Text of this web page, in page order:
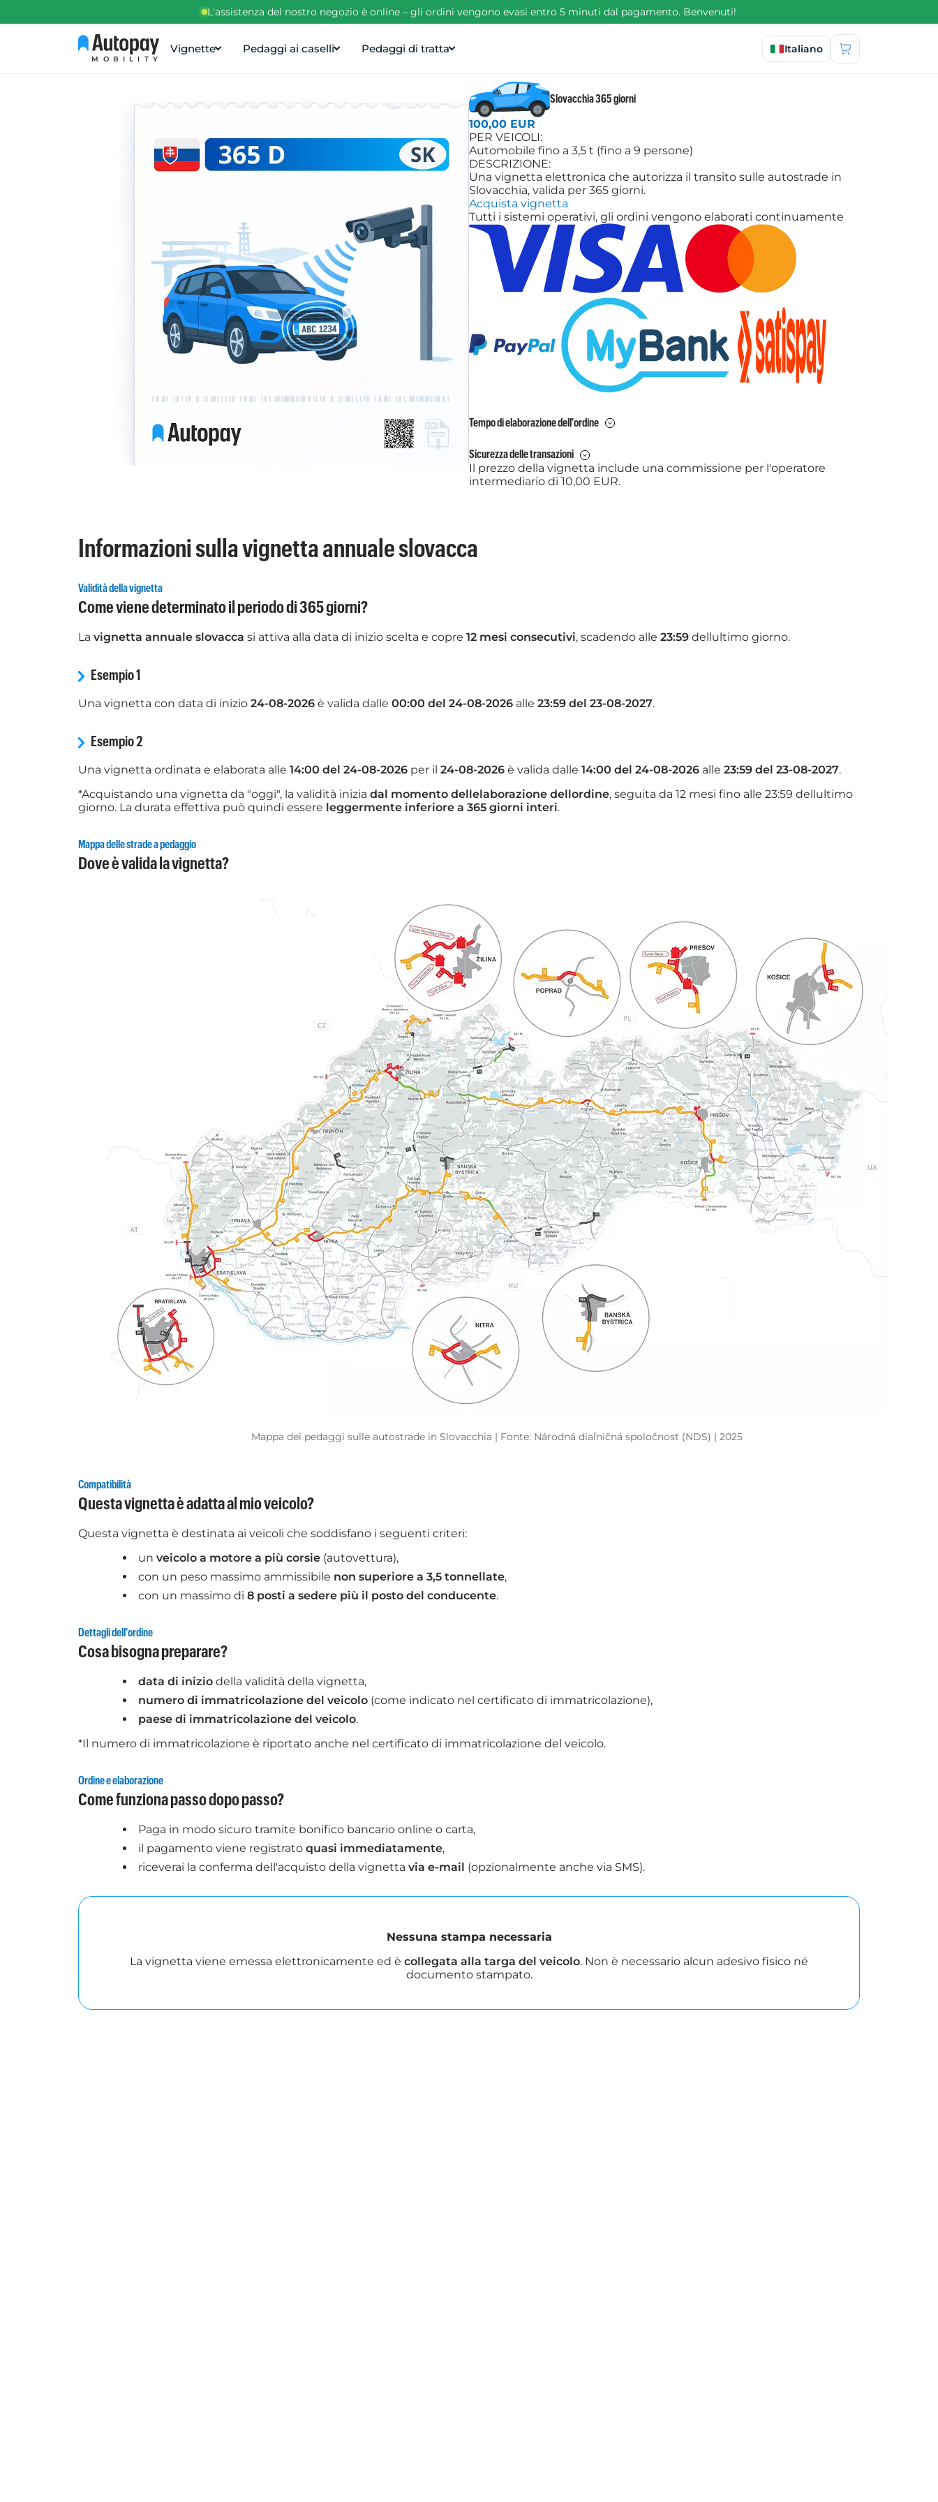
L'assistenza del nostro negozio è online – gli ordini vengono evasi entro 5 minuti dal pagamento. Benvenuti!
MOBILITY
Vignette Pedaggi ai caselli Pedaggi di tratta
Seleziona lingua
Italiano
Slovacchia 365 giorni
100,00 EUR
PER VEICOLI:
Automobile fino a 3,5 t (fino a 9 persone)
DESCRIZIONE:
Una vignetta elettronica che autorizza il transito sulle autostrade in
Slovacchia, valida per 365 giorni.
Acquista vignetta
Tutti i sistemi operativi, gli ordini vengono elaborati continuamente
Tempo di elaborazione dell'ordine
Sicurezza delle transazioni
Il prezzo della vignetta include una commissione per l'operatore
intermediario di 10,00 EUR.
Informazioni sulla vignetta annuale slovacca
Validità della vignetta
Come viene determinato il periodo di 365 giorni?
La vignetta annuale slovacca si attiva alla data di inizio scelta e copre 12 mesi consecutivi, scadendo alle 23:59 dellultimo giorno.
Esempio 1
Una vignetta con data di inizio 24-08-2026 è valida dalle 00:00 del 24-08-2026 alle 23:59 del 23-08-2027.
Esempio 2
Una vignetta ordinata e elaborata alle 14:00 del 24-08-2026 per il 24-08-2026 è valida dalle 14:00 del 24-08-2026 alle 23:59 del 23-08-2027.
*Acquistando una vignetta da "oggi", la validità inizia dal momento dellelaborazione dellordine, seguita da 12 mesi fino alle 23:59 dellultimo
giorno. La durata effettiva può quindi essere leggermente inferiore a 365 giorni interi.
Mappa delle strade a pedaggio
Dove è valida la vignetta?
Mappa dei pedaggi sulle autostrade in Slovacchia | Fonte: Národná diaľničná spoločnosť (NDS) | 2025
Compatibilità
Questa vignetta è adatta al mio veicolo?
Questa vignetta è destinata ai veicoli che soddisfano i seguenti criteri:
un veicolo a motore a più corsie (autovettura),
con un peso massimo ammissibile non superiore a 3,5 tonnellate,
con un massimo di 8 posti a sedere più il posto del conducente.
Dettagli dell'ordine
Cosa bisogna preparare?
data di inizio della validità della vignetta,
numero di immatricolazione del veicolo (come indicato nel certificato di immatricolazione),
paese di immatricolazione del veicolo.
*Il numero di immatricolazione è riportato anche nel certificato di immatricolazione del veicolo.
Ordine e elaborazione
Come funziona passo dopo passo?
Paga in modo sicuro tramite bonifico bancario online o carta,
il pagamento viene registrato quasi immediatamente,
riceverai la conferma dell'acquisto della vignetta via e-mail (opzionalmente anche via SMS).
Nessuna stampa necessaria
La vignetta viene emessa elettronicamente ed è collegata alla targa del veicolo. Non è necessario alcun adesivo fisico né
documento stampato.